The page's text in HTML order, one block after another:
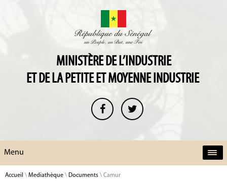
MINISTÈRE DE L’INDUSTRIE
ET DE LA PETITE ET MOYENNE INDUSTRIE
Menu
Accueil \ Mediathèque \ Documents \ Camur